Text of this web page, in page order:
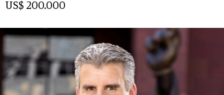
US$ 200.000